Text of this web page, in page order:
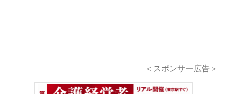
＜スポンサー広告＞